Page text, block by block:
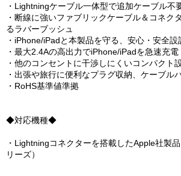
・Lightningケーブル一体型で追加ケーブル不
・断線に強いファブリックケーブル＆コネク
るラバーブッシュ
・iPhone/iPadと本製品を守る、安心・安全設
・最大2.4Aの高出力でiPhone/iPadを急速充電
・他のコンセントに干渉しにくいコンパクト
・出張や旅行に便利なプラグ収納、ケーブル
・RoHS基準値準拠
◆対応機種◆
・Lightningコネクターを搭載したApple社製
リーズ）